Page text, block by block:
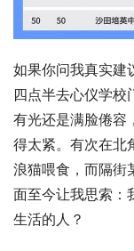
如果你问我真实
四点半去心仪学校
有光还是满脸倦容
得太紧。有次在北
浪猫喂食，而隔街
面至今让我思索：
生活的人？